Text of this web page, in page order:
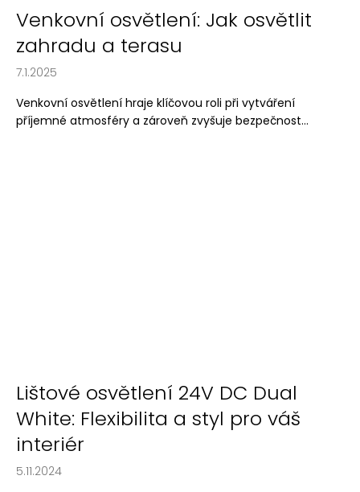
Venkovní osvětlení: Jak osvětlit
zahradu a terasu
7.1.2025
Venkovní osvětlení hraje klíčovou roli při vytváření
příjemné atmosféry a zároveň zvyšuje bezpečnost...
Lištové osvětlení 24V DC Dual
White: Flexibilita a styl pro váš
interiér
5.11.2024